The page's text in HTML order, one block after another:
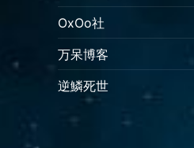
OxOo社
万呆博客
逆鱗死世